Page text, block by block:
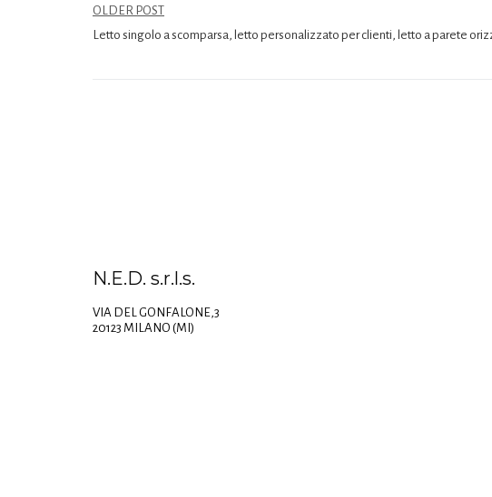
OLDER POST
Letto singolo a scomparsa, letto personalizzato per clienti, letto a parete
N.E.D. s.r.l.s.
VIA DEL GONFALONE,3
20123 MILANO (MI)